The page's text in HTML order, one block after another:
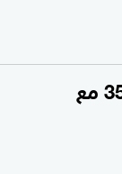
واشنطن ستمضي في صفقة إف 35 مع